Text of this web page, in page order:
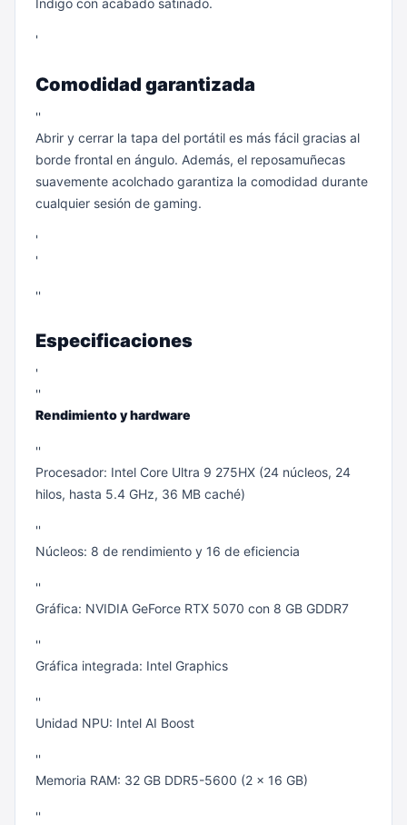
Indigo con acabado satinado.
'
Comodidad garantizada
''
Abrir y cerrar la tapa del portátil es más fácil gracias al
borde frontal en ángulo. Además, el reposamuñecas
suavemente acolchado garantiza la comodidad durante
cualquier sesión de gaming.
'
'
''
Especificaciones
'
''
Rendimiento y hardware
''
Procesador: Intel Core Ultra 9 275HX (24 núcleos, 24
hilos, hasta 5.4 GHz, 36 MB caché)
''
Núcleos: 8 de rendimiento y 16 de eficiencia
''
Gráfica: NVIDIA GeForce RTX 5070 con 8 GB GDDR7
''
Gráfica integrada: Intel Graphics
''
Unidad NPU: Intel AI Boost
''
Memoria RAM: 32 GB DDR5-5600 (2 x 16 GB)
''